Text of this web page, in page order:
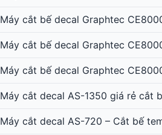
Máy cắt bế decal Graphtec
Máy cắt bế decal Graphtec
Máy cắt bế decal Graphtec
Máy cắt decal AS-1350 giá rẻ cắt
Máy cắt decal AS-720 – Cắt bế